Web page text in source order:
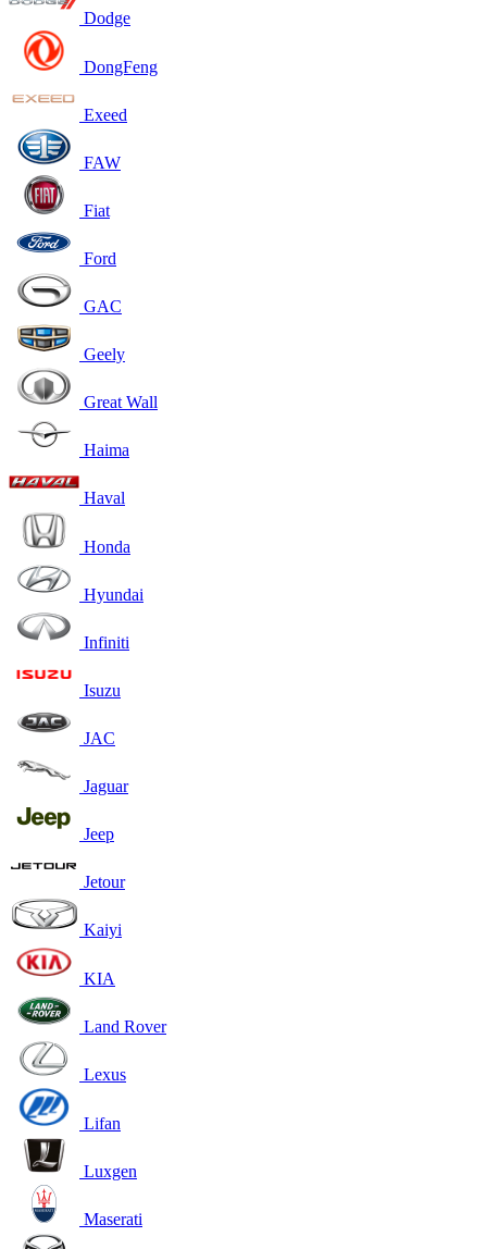
Dodge
DongFeng
Exeed
FAW
Fiat
Ford
GAC
Geely
Great Wall
Haima
Haval
Honda
Hyundai
Infiniti
Isuzu
JAC
Jaguar
Jeep
Jetour
Kaiyi
KIA
Land Rover
Lexus
Lifan
Luxgen
Maserati